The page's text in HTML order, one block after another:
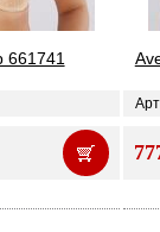
661741